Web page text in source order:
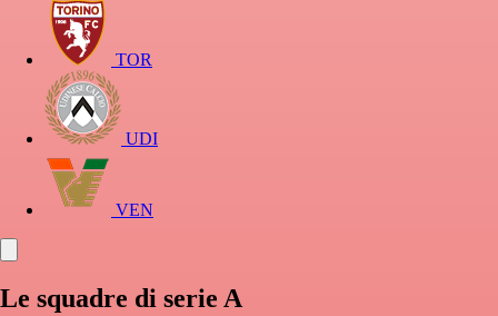
TOR
UDI
VEN
Le squadre di serie A